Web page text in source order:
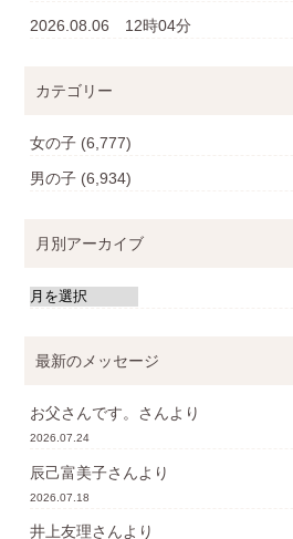
2026.08.06 12時04分
カテゴリー
女の子 (6,777)
男の子 (6,934)
月別アーカイブ
最新のメッセージ
お父さんです。 さんより
2026.07.24
辰己富美子さんより
2026.07.18
井上友理さんより